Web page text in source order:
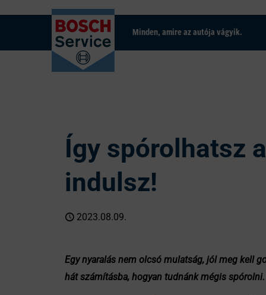
Minden, amire az autója vágyik.
Így spórolhatsz
indulsz!
2023.08.09.
Egy nyaralás nem olcsó mulatság, jól meg kell
hát számításba, hogyan tudnánk mégis